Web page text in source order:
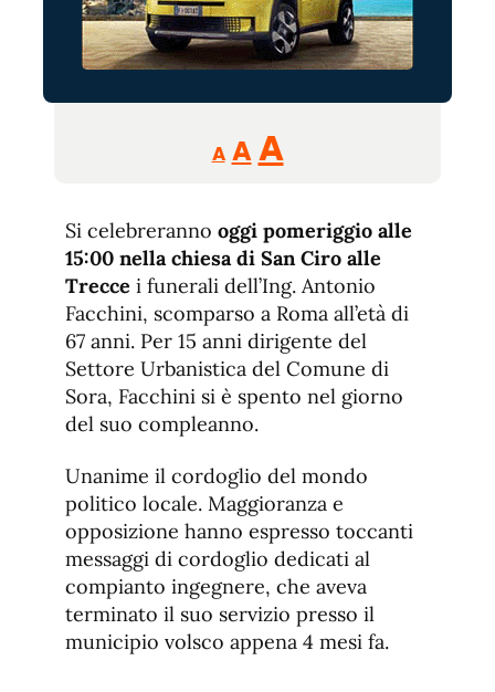
A
Reducir
tamaño
A Restablecer
de
fuente
AAumentar
de
fuente.
Si celebreranno oggi pomeriggio alle
15:00 nella chiesa di San Ciro alle
Trecce i funerali dell’Ing. Antonio
Facchini, scomparso a Roma all’età di
67 anni. Per 15 anni dirigente del
Settore Urbanistica del Comune di
Sora, Facchini si è spento nel giorno
del suo compleanno.
Unanime il cordoglio del mondo
politico locale. Maggioranza e
opposizione hanno espresso toccanti
messaggi di cordoglio dedicati al
compianto ingegnere, che aveva
terminato il suo servizio presso il
municipio volsco appena 4 mesi fa.